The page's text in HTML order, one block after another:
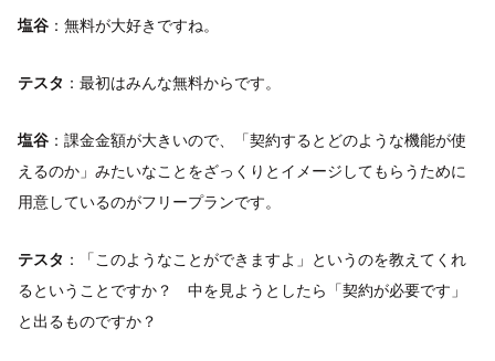
塩谷 ：無料が大好きですね。
テスタ ：最初はみんな無料からです。
塩谷 ：課金金額が大きいので、「契約するとどのような機能が使
えるのか」みたいなことをざっくりとイメージしてもらうために
用意しているのがフリープランです。
テスタ ：「このようなことができますよ」というのを教えてくれ
るということですか？ 中を見ようとしたら「契約が必要です」
と出るものですか？